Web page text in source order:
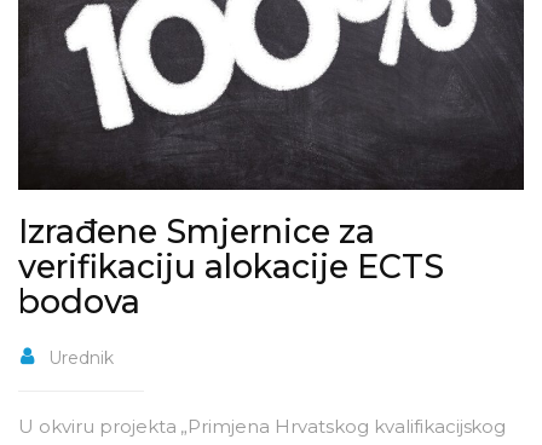
Izrađene Smjernice za
verifikaciju alokacije ECTS
bodova
Urednik
U okviru projekta „Primjena Hrvatskog kvalifikacijskog